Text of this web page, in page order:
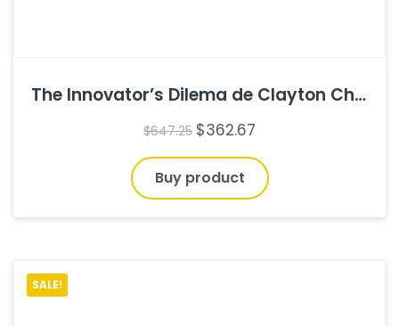
The Innovator’s Dilema de Clayton Christensen
$647.25 $362.67
Buy product
SALE!